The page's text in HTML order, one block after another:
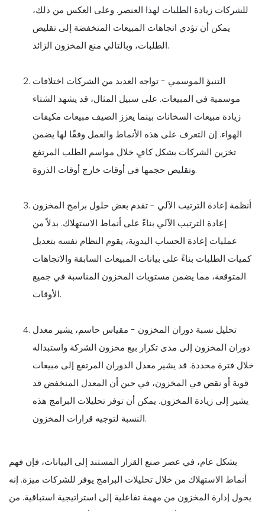
للشركات زيادة الطلبات لهذا العنصر. وعلى العكس من ذلك،
يمكن أن تؤدي اتجاهات المبيعات المنخفضة إلى تقليص
الطلبات، وبالتالي منع المخزون الزائد.
التنبؤ الموسمي - تواجه العديد من الشركات اختلافات
موسمية في المبيعات. على سبيل المثال، قد يشهد الشتاء
زيادة مبيعات السخانات بينما يعزز الصيف مبيعات مكيفات
الهواء. إن التعرف على هذه الأنماط والعمل وفقًا لها يضمن
تخزين الشركات بشكل كافٍ خلال مواسم الطلب المرتفع
وتقليص حجمها في أوقات خارج أوقات الذروة.
أنظمة إعادة الترتيب الآلي - تقدم بعض حلول برامج المخزون
إعادة الترتيب الآلي بناءً على أنماط الاستهلاك. بدلاً من
عمليات إعادة الحساب اليدوية، يقوم النظام نفسه بتعديل
كميات الطلبات بناءً على بيانات المبيعات السابقة والاتجاهات
المتوقعة، مما يضمن مستويات المخزون المناسبة في جميع
الأوقات.
تحليل نسبة دوران المخزون - مقياس حاسم، يشير معدل
دوران المخزون إلى مدى تكرار بيع مخزون الشركة واستبداله
خلال فترة محددة. قد يشير معدل الدوران المرتفع إلى مبيعات
قوية أو نقص في المخزون، في حين أن المعدل المنخفض قد
يشير إلى زيادة المخزون. يمكن أن توفر تحليلات البرامج هذه
النسبة لتوجيه قرارات المخزون.
بشكل عام، في عصر صنع القرار المستند إلى البيانات، فإن فهم
أنماط الاستهلاك من خلال تحليلات البرامج يوفر للشركات ميزة. إنه
يحول إدارة المخزون من مهمة تفاعلية إلى استراتيجية استباقية. من